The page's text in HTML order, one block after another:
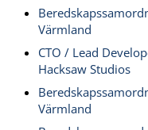
Värmland
CTO / Lead
Hacksaw Studios
Värmland